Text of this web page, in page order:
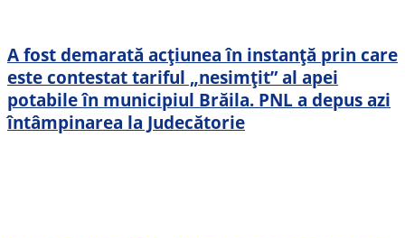
A fost demarată acțiunea în instanță prin care
este contestat tariful „nesimțit” al apei
potabile în municipiul Brăila. PNL a depus azi
întâmpinarea la Judecătorie